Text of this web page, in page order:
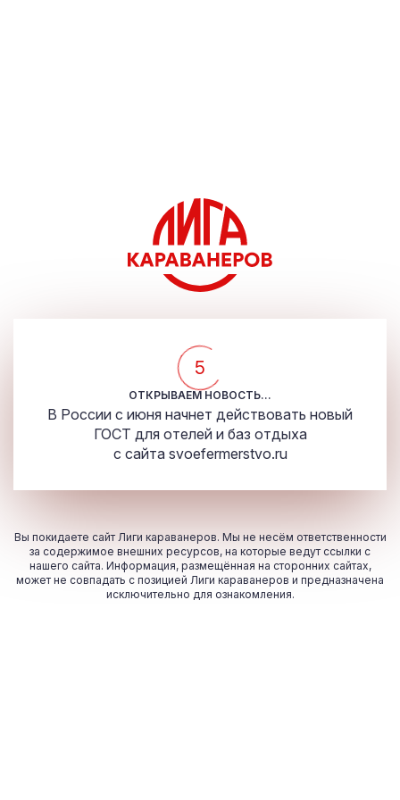
5
ОТКРЫВАЕМ НОВОСТЬ...
В России с июня начнет действовать новый
ГОСТ для отелей и баз отдыха
с сайта svoefermerstvo.ru
Вы покидаете сайт Лиги караванеров. Мы не несём ответственности
за содержимое внешних ресурсов, на которые ведут ссылки с
нашего сайта. Информация, размещённая на сторонних сайтах,
может не совпадать с позицией Лиги караванеров и предназначена
исключительно для ознакомления.